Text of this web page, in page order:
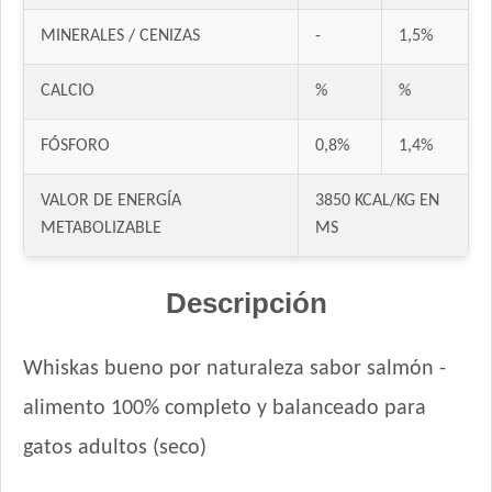
Fawna Gato Esterilizado
Fawna Gato Urinario
Ganacat Gato Adulto Mix
Ganacat Gato Adulto sabor Pescado
Gati Gato Adulto sabor Carne y Pollo
Gati Gato Adulto sabor Pescado y Salmón a la Primavera
Gaucho Gato Pescado
Gooster Gato Adulto
Handler Gato Adulto
Handler Gato Adulto Urinary
Infinity Gato Adulto
MINERALES / CENIZAS - 1,5%
CALCIO % %
FÓSFORO 0,8% 1,4%
VALOR DE ENERGÍA
METABOLIZABLE
3850 KCAL/KG EN
MS
Descripción
Whiskas bueno por naturaleza sabor salmón -
alimento 100% completo y balanceado para
gatos adultos (seco)